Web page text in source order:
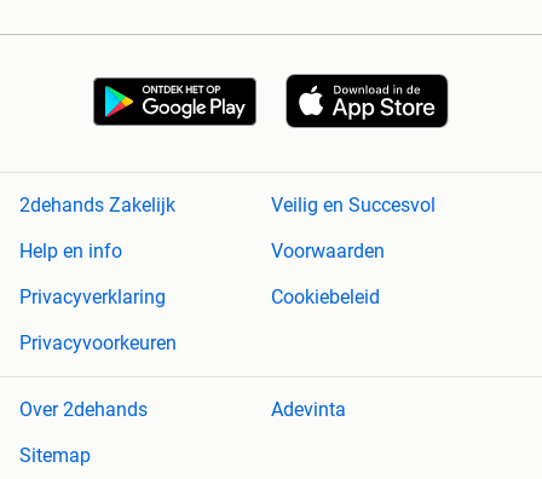
2dehands Zakelijk
Veilig en Succesvol
Help en info
Voorwaarden
Privacyverklaring
Cookiebeleid
Privacyvoorkeuren
Over 2dehands
Adevinta
Sitemap